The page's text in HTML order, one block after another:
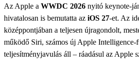
Az Apple a WWDC 2026 nyitó keynote-
hivatalosan is bemutatta az iOS 27-et. Az
középpontjában a teljesen újragondolt,
működő Siri, számos új Apple Intelligence-
teljesítményjavulás áll – ráadásul az Apple